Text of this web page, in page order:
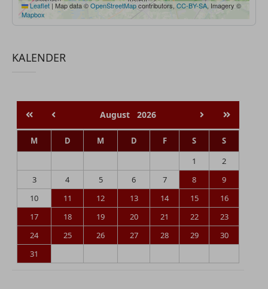
Leaflet | Map data ©OpenStreetMapcontributors,CC-BY-SA, Imagery ©
Mapbox
KALENDER
August 2026
M D M D F S
S
1
2
3
4 5 6 7 8
9
10
11 12 13 14 15
16
17
18 19 20 21 22
23
24
25 26 27 28 29
30
31